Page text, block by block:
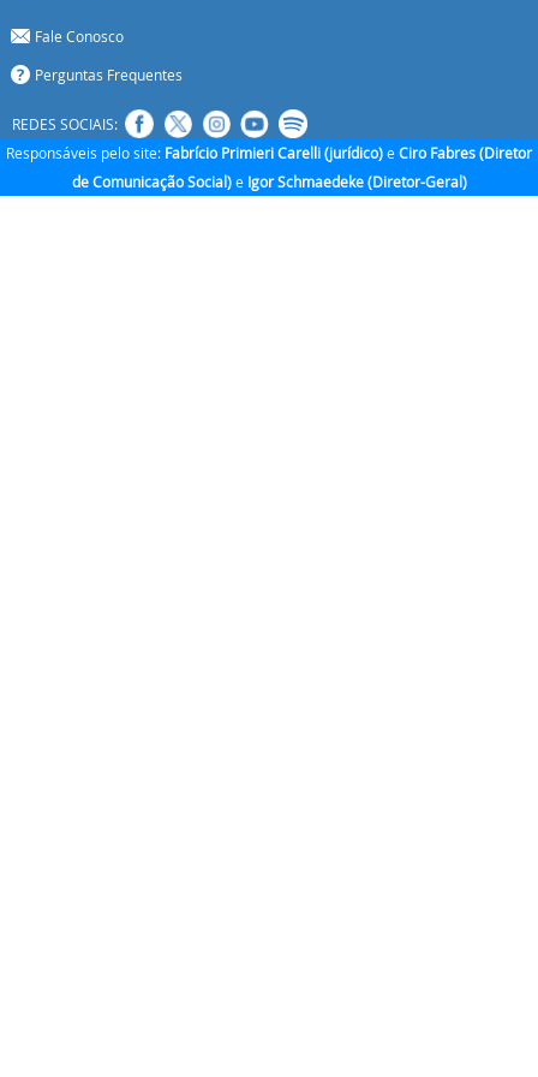
Fale Conosco
Perguntas Frequentes
REDES SOCIAIS:
Responsáveis pelo site: Fabrício Primieri Carelli (jurídico)eCiro Fabres (Diretor
de Comunicação Social)e Igor Schmaedeke (Diretor-Geral)